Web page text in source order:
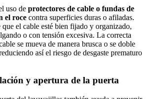
uso de protectores de cable o fundas de
el roce contra superficies duras o afiladas.
el cable esté bien fijado y organizado,
o con tensión excesiva. La correcta
se mueva de manera brusca o se doble
así el riesgo de desgaste prematuro
y apertura de la puerta